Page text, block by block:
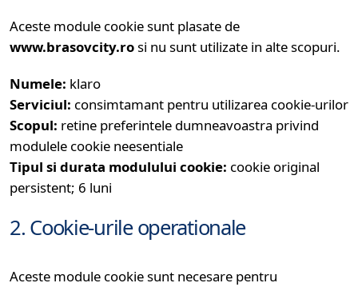
Aceste module cookie sunt plasate de
www.brasovcity.rosi nu sunt utilizate in alte scopuri.
Numele: klaro
Serviciul: consimtamant pentru utilizarea cookie-urilor
Scopul: retine preferintele dumneavoastra privind
modulele cookie neesentiale
Tipul si durata modulului cookie: cookie original
persistent; 6 luni
2. Cookie-urile operationale
Aceste module cookie sunt necesare pentru